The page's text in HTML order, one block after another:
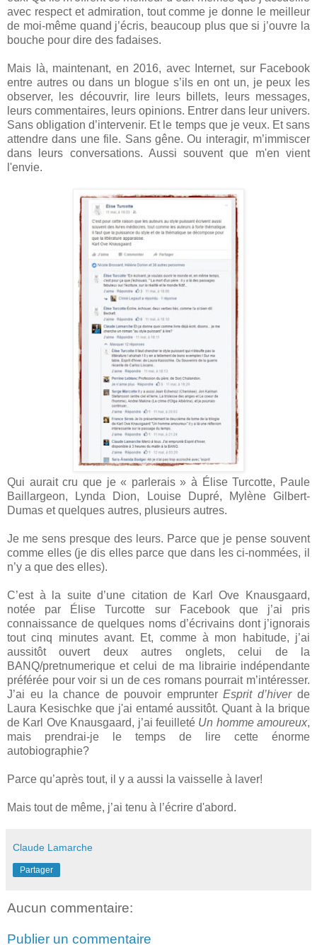
avec respect et admiration, tout comme je donne le meilleur
de moi-même quand j’écris, beaucoup plus que si j’ouvre la
bouche pour dire des fadaises.
Mais là, maintenant, en 2016, avec Internet, sur Facebook
entre autres ou dans un blogue s’ils en ont un, je peux les
observer, les découvrir, lire leurs billets, leurs messages,
leurs commentaires, leurs opinions. Entrer dans leur univers.
Sans obligation d’intervenir. Et le temps que je veux. Et sans
attendre dans une file. Sans gêne. Ou interagir, m’immiscer
dans leurs conversations. Aussi souvent que m'en vient
l'envie.
Qui aurait cru que je « parlerais » à Élise Turcotte, Paule
Baillargeon, Lynda Dion, Louise Dupré, Mylène Gilbert-
Dumas et quelques autres, plusieurs autres.
Je me sens presque des leurs. Parce que je pense souvent
comme elles (je dis elles parce que dans les ci-nommées, il
n’y a que des elles).
C’est à la suite d’une citation de Karl Ove Knausgaard,
notée par Élise Turcotte sur Facebook que j’ai pris
connaissance de quelques noms d’écrivains dont j’ignorais
tout cinq minutes avant. Et, comme à mon habitude, j’ai
aussitôt ouvert deux autres onglets, celui de la
BANQ/pretnumerique et celui de ma librairie indépendante
préférée pour voir si un de ces romans pourrait m’intéresser.
J’ai eu la chance de pouvoir emprunterEsprit d’hiverde
Laura Kesischke que j'ai entamé aussitôt. Quant à la brique
de Karl Ove Knausgaard, j’ai feuilleté Un homme amoureux,
mais prendrai-je le temps de lire cette énorme
autobiographie?
Parce qu’après tout, il y a aussi la vaisselle à laver!
Mais tout de même, j’ai tenu à l’écrire d'abord.
Claude Lamarche
Partager
Aucun commentaire:
Publier un commentaire